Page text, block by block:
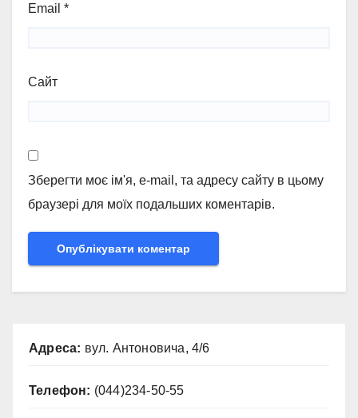
Email *
Сайт
Зберегти моє ім'я, e-mail, та адресу сайту в цьому
браузері для моїх подальших коментарів.
Адреса: вул. Антоновича, 4/6
Телефон: (044)234-50-55